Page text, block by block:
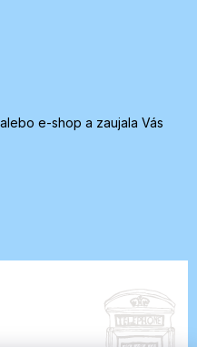
e-shop a zaujala Vás